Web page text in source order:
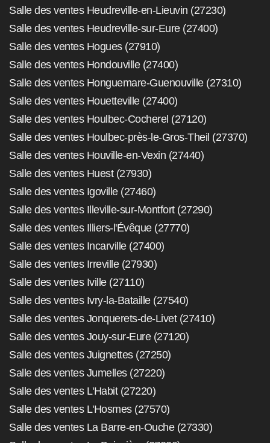
Salle des ventes Heudreville-en-Lieuvin (27230)
Salle des ventes Heudreville-sur-Eure (27400)
Salle des ventes Hogues (27910)
Salle des ventes Hondouville (27400)
Salle des ventes Honguemare-Guenouville (27310)
Salle des ventes Houetteville (27400)
Salle des ventes Houlbec-Cocherel (27120)
Salle des ventes Houlbec-près-le-Gros-Theil (27370)
Salle des ventes Houville-en-Vexin (27440)
Salle des ventes Huest (27930)
Salle des ventes Igoville (27460)
Salle des ventes Illeville-sur-Montfort (27290)
Salle des ventes Illiers-l'Évêque (27770)
Salle des ventes Incarville (27400)
Salle des ventes Irreville (27930)
Salle des ventes Iville (27110)
Salle des ventes Ivry-la-Bataille (27540)
Salle des ventes Jonquerets-de-Livet (27410)
Salle des ventes Jouy-sur-Eure (27120)
Salle des ventes Juignettes (27250)
Salle des ventes Jumelles (27220)
Salle des ventes L'Habit (27220)
Salle des ventes L'Hosmes (27570)
Salle des ventes La Barre-en-Ouche (27330)